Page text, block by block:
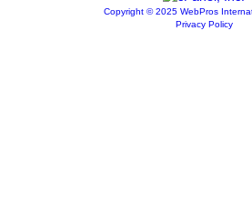
Copyright © 2025 WebPros
Privacy Policy